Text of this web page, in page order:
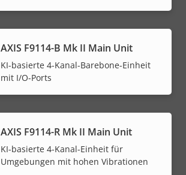
AXIS F9114-B Mk II Main Unit
KI-basierte 4-Kanal-Barebone-Einheit
mit I/O-Ports
AXIS F9114-R Mk II Main Unit
KI-basierte 4-Kanal-Einheit für
Umgebungen mit hohen Vibrationen